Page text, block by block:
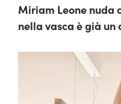
Miriam Leone nuda
nella vasca è già un